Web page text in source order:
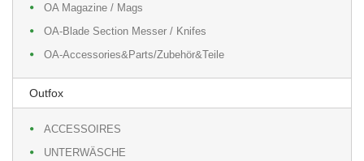
OA Magazine / Mags
OA-Blade Section Messer / Knifes
OA-Accessories&Parts/Zubehör&Teile
Outfox
ACCESSOIRES
UNTERWÄSCHE